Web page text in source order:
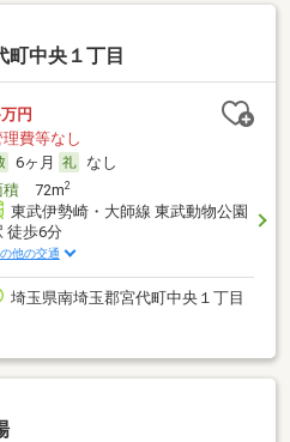
町中央１丁目
万円
理費等なし
6ヶ月
なし
積72m2
東武伊勢崎・大師線 東武動物公園
徒歩6分
他の交通
埼玉県南埼玉郡宮代町中央１丁目